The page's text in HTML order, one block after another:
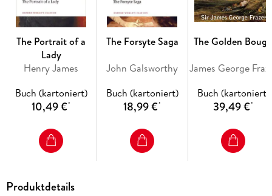
The Portrait of a
Lady
Henry James
Buch (kartoniert)
10,49 €*
The Forsyte Saga
John Galsworthy
Buch (kartoniert)
18,99 €*
The Golden
Buch (kartoniert)
39,49 €*
Produktdetails